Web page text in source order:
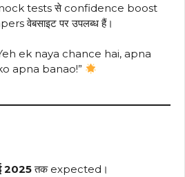
tests से confidence boost
वेबसाइट पर उपलब्ध हैं।
ek naya chance hai, apna
apna banao!”
2025तक expected।